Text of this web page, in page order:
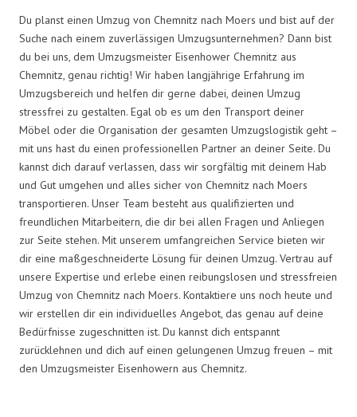
Du planst einen Umzug von Chemnitz nach Moers und bist auf der
Suche nach einem zuverlässigen Umzugsunternehmen? Dann bist
du bei uns, dem Umzugsmeister Eisenhower Chemnitz aus
Chemnitz, genau richtig! Wir haben langjährige Erfahrung im
Umzugsbereich und helfen dir gerne dabei, deinen Umzug
stressfrei zu gestalten. Egal ob es um den Transport deiner
Möbel oder die Organisation der gesamten Umzugslogistik geht –
mit uns hast du einen professionellen Partner an deiner Seite. Du
kannst dich darauf verlassen, dass wir sorgfältig mit deinem Hab
und Gut umgehen und alles sicher von Chemnitz nach Moers
transportieren. Unser Team besteht aus qualifizierten und
freundlichen Mitarbeitern, die dir bei allen Fragen und Anliegen
zur Seite stehen. Mit unserem umfangreichen Service bieten wir
dir eine maßgeschneiderte Lösung für deinen Umzug. Vertrau auf
unsere Expertise und erlebe einen reibungslosen und stressfreien
Umzug von Chemnitz nach Moers. Kontaktiere uns noch heute und
wir erstellen dir ein individuelles Angebot, das genau auf deine
Bedürfnisse zugeschnitten ist. Du kannst dich entspannt
zurücklehnen und dich auf einen gelungenen Umzug freuen – mit
den Umzugsmeister Eisenhowern aus Chemnitz.